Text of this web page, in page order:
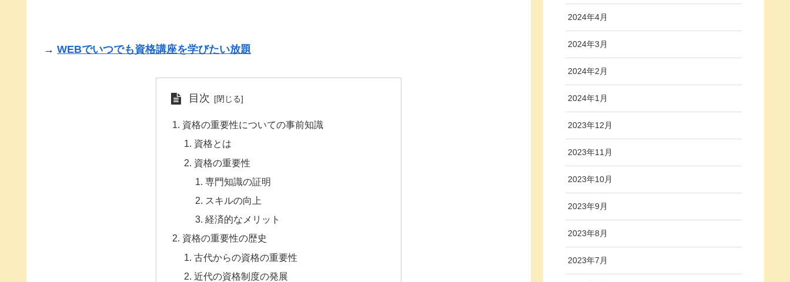
→ WEBでいつでも資格講座を学びたい放題
目次
資格の重要性についての事前知識
資格とは
資格の重要性
専門知識の証明
スキルの向上
経済的なメリット
資格の重要性の歴史
古代からの資格の重要性
近代の資格制度の発展
2024年4月
2024年3月
2024年2月
2024年1月
2023年12月
2023年11月
2023年10月
2023年9月
2023年8月
2023年7月